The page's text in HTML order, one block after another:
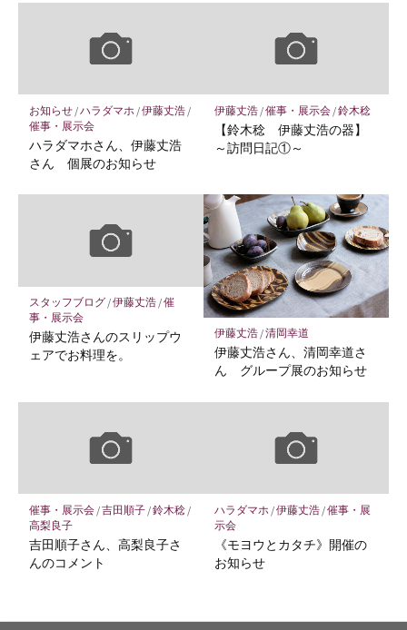
お知らせ/ハラダマホ /伊藤丈浩/
催事・展示会
ハラダマホさん、伊藤丈浩
さん 個展のお知らせ
伊藤丈浩/催事・展示会/鈴木稔
【鈴木稔 伊藤丈浩の器】
～訪問日記①～
スタッフブログ/伊藤丈浩/催
事・展示会
伊藤丈浩さんのスリップウ
ェアでお料理を。
伊藤丈浩/清岡幸道
伊藤丈浩さん、清岡幸道さ
ん グループ展のお知らせ
催事・展示会/吉田順子/鈴木稔/
高梨良子
吉田順子さん、高梨良子さ
んのコメント
ハラダマホ /伊藤丈浩/催事・展
示会
《モヨウとカタチ》開催の
お知らせ